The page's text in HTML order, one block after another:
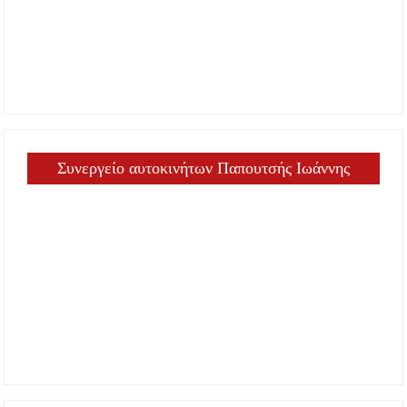
Συνεργείο αυτοκινήτων Παπουτσής Ιωάννης